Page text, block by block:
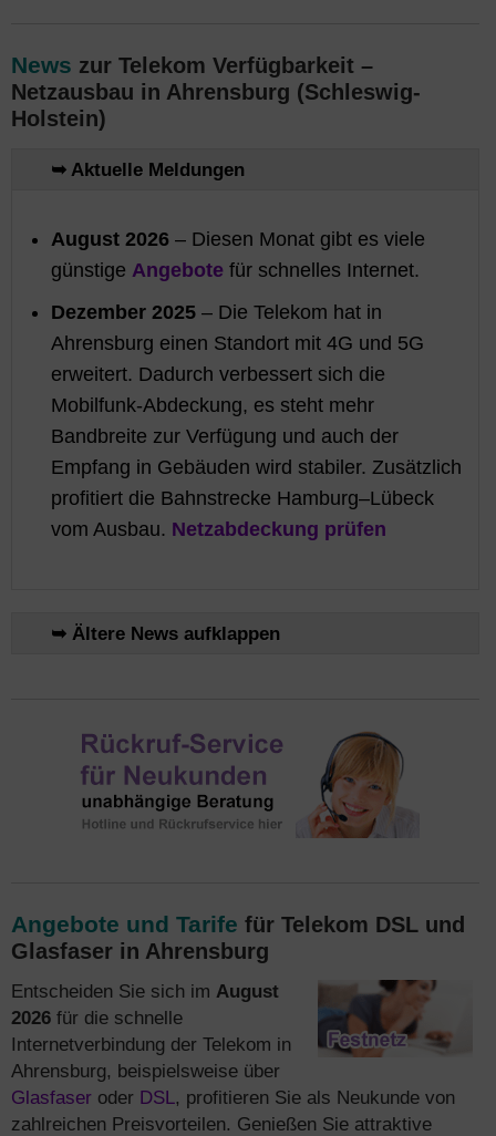
News zur Telekom Verfügbarkeit –
Netzausbau in Ahrensburg (Schleswig-
Holstein)
➥ Aktuelle Meldungen
August 2026 – Diesen Monat gibt es viele
günstige Angebote für schnelles Internet.
Dezember 2025 – Die Telekom hat in
Ahrensburg einen Standort mit 4G und 5G
erweitert. Dadurch verbessert sich die
Mobilfunk-Abdeckung, es steht mehr
Bandbreite zur Verfügung und auch der
Empfang in Gebäuden wird stabiler. Zusätzlich
profitiert die Bahnstrecke Hamburg–Lübeck
vom Ausbau. Netzabdeckung prüfen
➥ Ältere News aufklappen
Angebote und Tarife für Telekom DSL und
Glasfaser in Ahrensburg
Entscheiden Sie sich im August
2026 für die schnelle
Internetverbindung der Telekom in
Ahrensburg, beispielsweise über
Glasfaser oder DSL, profitieren Sie als Neukunde von
zahlreichen Preisvorteilen. Genießen Sie attraktive